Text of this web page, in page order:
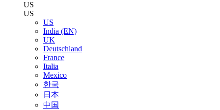
US
US
US
India (EN)
UK
Deutschland
France
Italia
Mexico
한국
日本
中国